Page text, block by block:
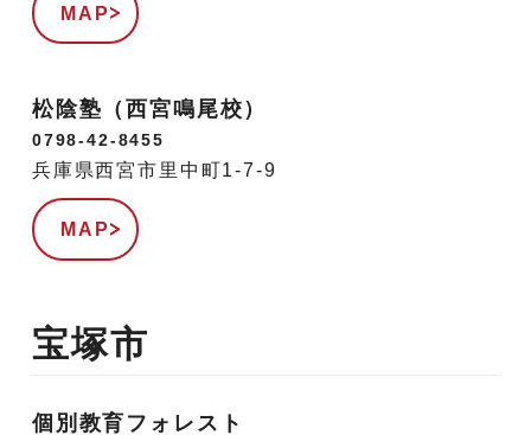
MAP
松陰塾（西宮鳴尾校）
0798-42-8455
兵庫県西宮市里中町1-7-9
MAP
宝塚市
個別教育フォレスト